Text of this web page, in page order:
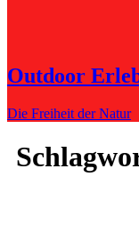
Outdoor
Die Freiheit der Natur